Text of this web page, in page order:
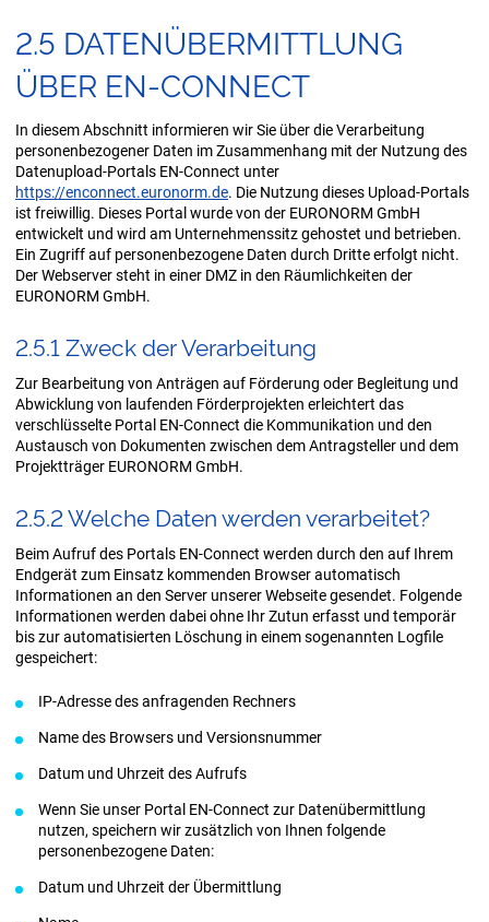
2.5 DA­TEN­ÜBER­MITT­LUNG
ÜBER EN-​CONNECT
In diesem Abschnitt informieren wir Sie über die Verarbeitung
personenbezogener Daten im Zusammenhang mit der Nutzung des
Datenupload-Portals EN-Connect unter
https://enconnect.euronorm.de. Die Nutzung dieses Upload-Portals
ist freiwillig. Dieses Portal wurde von der EURONORM GmbH
entwickelt und wird am Unternehmenssitz gehostet und betrieben.
Ein Zugriff auf personenbezogene Daten durch Dritte erfolgt nicht.
Der Webserver steht in einer DMZ in den Räumlichkeiten der
EURONORM GmbH.
2.5.1 Zweck der Ver­ar­bei­tung
Zur Bearbeitung von Anträgen auf Förderung oder Begleitung und
Abwicklung von laufenden Förderprojekten erleichtert das
verschlüsselte Portal EN-Connect die Kommunikation und den
Austausch von Dokumenten zwischen dem Antragsteller und dem
Projektträger EURONORM GmbH.
2.5.2 Wel­che Daten wer­den ver­ar­bei­tet?
Beim Aufruf des Portals EN-Connect werden durch den auf Ihrem
Endgerät zum Einsatz kommenden Browser automatisch
Informationen an den Server unserer Webseite gesendet. Folgende
Informationen werden dabei ohne Ihr Zutun erfasst und temporär
bis zur automatisierten Löschung in einem sogenannten Logfile
gespeichert:
IP-Adresse des anfragenden Rechners
Name des Browsers und Versionsnummer
Datum und Uhrzeit des Aufrufs
Wenn Sie unser Portal EN-Connect zur Datenübermittlung
nutzen, speichern wir zusätzlich von Ihnen folgende
personenbezogene Daten:
Datum und Uhrzeit der Übermittlung